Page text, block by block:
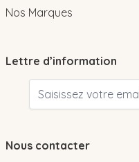
Nos Marques
Lettre d’information
Nous contacter